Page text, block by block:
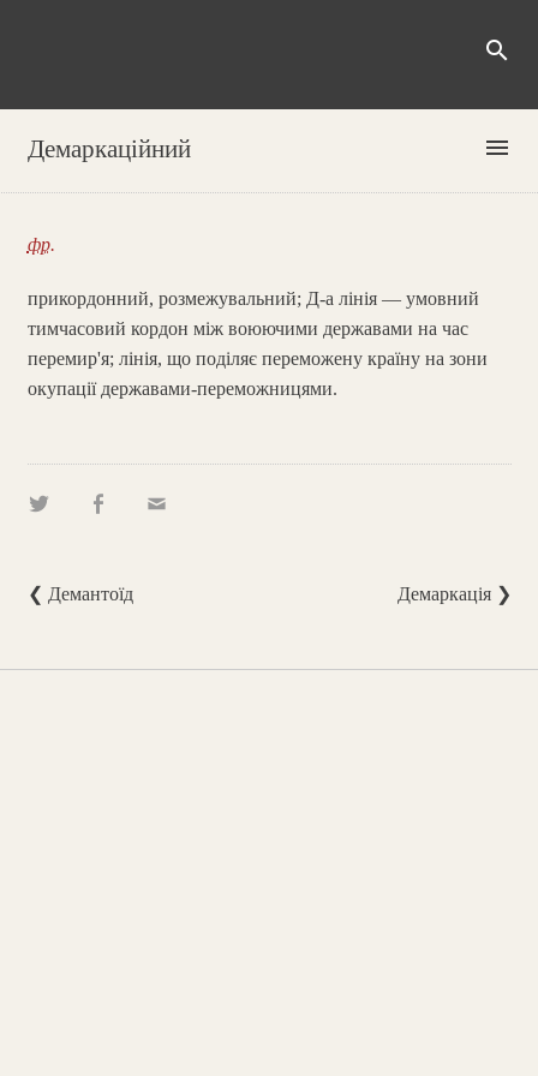
search
Демаркаційний menu
фр.
прикордонний, розмежувальний; Д-а лінія — умовний
тимчасовий кордон між воюючими державами на час
перемир'я; лінія, що поділяє переможену країну на зони
окупації державами-переможницями.
❮ Демантоїд Демаркація ❯